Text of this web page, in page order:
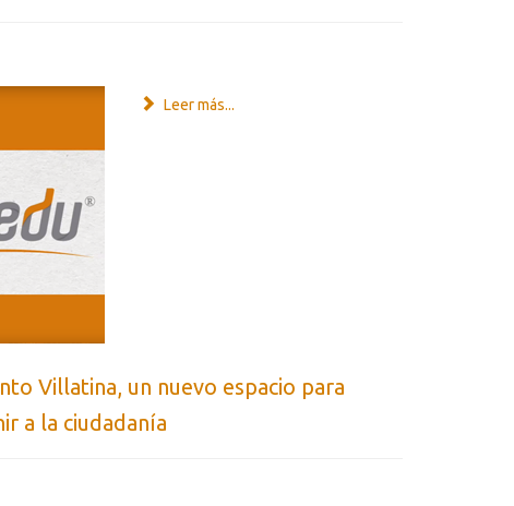
Leer más...
Villatina, un nuevo espacio para
a la ciudadanía